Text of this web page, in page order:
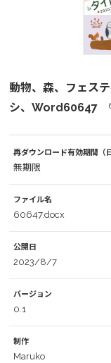
動物、森、フェス
シ、Word60647
再ダウンロード有効期間（
無期限
ファイル名
60647.docx
公開日
2023/8/7
バージョン
0.1
制作
Maruko